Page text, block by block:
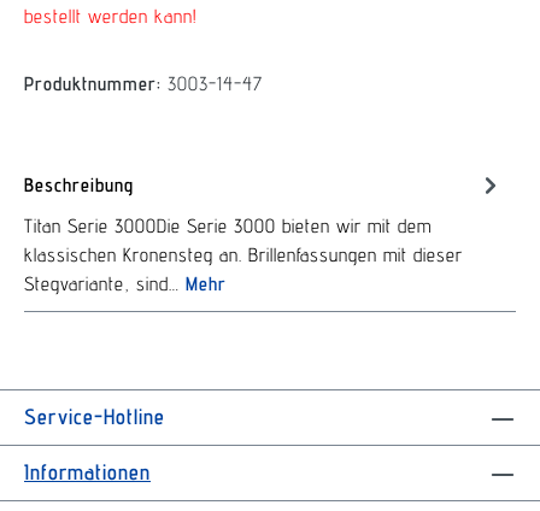
bestellt werden kann!
Produktnummer: 3003-14-47
Beschreibung
Titan Serie 3000Die Serie 3000 bieten wir mit dem
klassischen Kronensteg an. Brillenfassungen mit dieser
Stegvariante, sind… Mehr
Service-Hotline
Informationen